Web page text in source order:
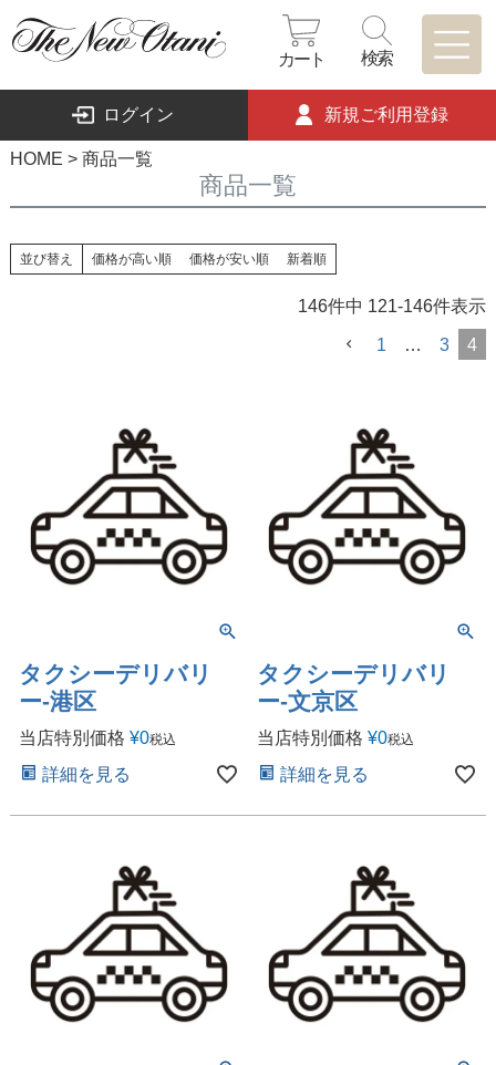
カート 検索
ログイン 新規ご利用登録
HOME 商品一覧
商品一覧
並び替え 価格が高い順 価格が安い順 新着順
146件中 121-146件表示
1
… 3 4
タクシーデリバリ
ー-港区
当店特別価格 ¥0税込
詳細を見る
タクシーデリバリ
ー-文京区
当店特別価格 ¥0税込
詳細を見る